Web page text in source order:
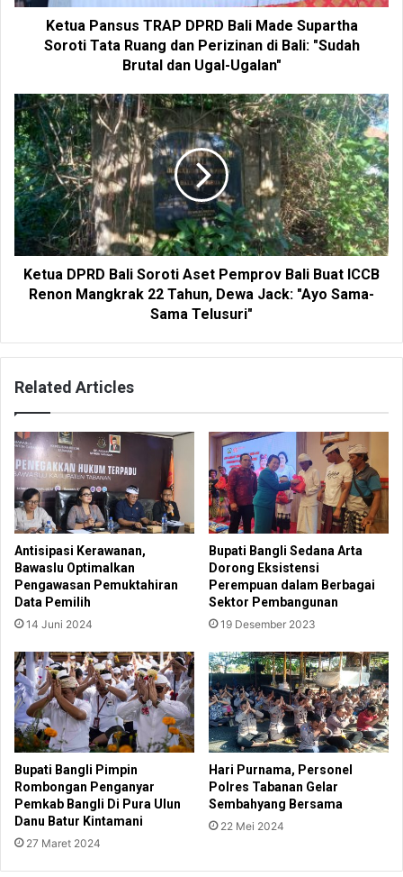
Ketua Pansus TRAP DPRD Bali Made Supartha
Soroti Tata Ruang dan Perizinan di Bali: "Sudah
Brutal dan Ugal-Ugalan"
Ketua DPRD Bali Soroti Aset Pemprov Bali Buat ICCB
Renon Mangkrak 22 Tahun, Dewa Jack: "Ayo Sama-
Sama Telusuri"
Related Articles
Antisipasi Kerawanan,
Bawaslu Optimalkan
Pengawasan Pemuktahiran
Data Pemilih
14 Juni 2024
Bupati Bangli Sedana Arta
Dorong Eksistensi
Perempuan dalam Berbagai
Sektor Pembangunan
19 Desember 2023
Bupati Bangli Pimpin
Rombongan Penganyar
Pemkab Bangli Di Pura Ulun
Danu Batur Kintamani
27 Maret 2024
Hari Purnama, Personel
Polres Tabanan Gelar
Sembahyang Bersama
22 Mei 2024